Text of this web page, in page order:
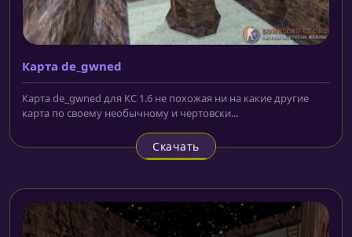
Карта de_gwned
Карта de_gwned для КС 1.6 не похожая ни на какие другие
карта по своему необычному и чертовски...
Скачать